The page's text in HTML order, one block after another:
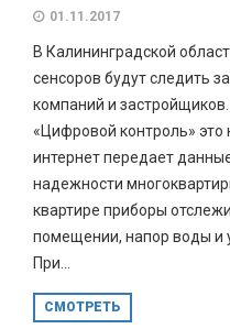
01.11.2017
В Калининградской
сенсоров будут следить
компаний и
«Цифровой контроль» это
интернет передает
надежности
квартире приборы
помещении, напор воды и
При...
СМОТРЕТЬ